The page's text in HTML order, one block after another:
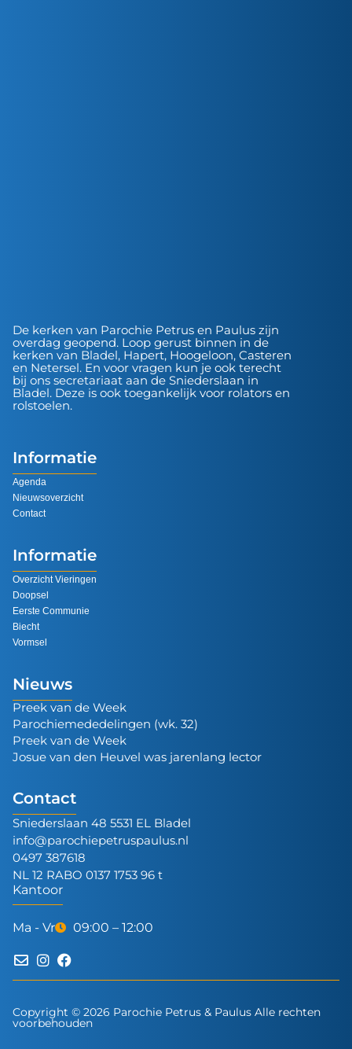
De kerken van Parochie Petrus en Paulus zijn
overdag geopend. Loop gerust binnen in de
kerken van Bladel, Hapert, Hoogeloon, Casteren
en Netersel. En voor vragen kun je ook terecht
bij ons secretariaat aan de Sniederslaan in
Bladel. Deze is ook toegankelijk voor rolators en
rolstoelen.
Informatie
Agenda
Nieuwsoverzicht
Contact
Informatie
Overzicht Vieringen
Doopsel
Eerste Communie
Biecht
Vormsel
Nieuws
Preek van de Week
Parochiemededelingen (wk. 32)
Preek van de Week
Josue van den Heuvel was jarenlang lector
Contact
Sniederslaan 48 5531 EL Bladel
info@parochiepetruspaulus.nl
0497 387618
NL 12 RABO 0137 1753 96 t
Kantoor
Ma - Vr 09:00 – 12:00
Copyright © 2026 Parochie Petrus & Paulus Alle rechten
voorbehouden